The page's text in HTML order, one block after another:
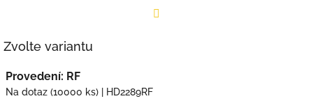
Zvolte variantu
Provedení: RF
Na dotaz (10000 ks) | HD2289RF